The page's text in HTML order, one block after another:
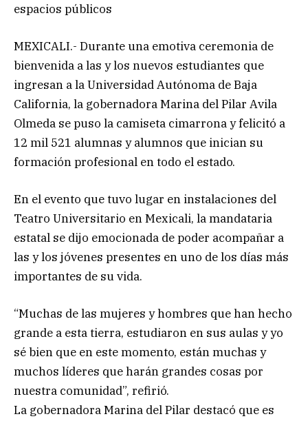
espacios públicos
MEXICALI.- Durante una emotiva ceremonia de
bienvenida a las y los nuevos estudiantes que
ingresan a la Universidad Autónoma de Baja
California, la gobernadora Marina del Pilar Avila
Olmeda se puso la camiseta cimarrona y felicitó a
12 mil 521 alumnas y alumnos que inician su
formación profesional en todo el estado.
En el evento que tuvo lugar en instalaciones del
Teatro Universitario en Mexicali, la mandataria
estatal se dijo emocionada de poder acompañar a
las y los jóvenes presentes en uno de los días más
importantes de su vida.
“Muchas de las mujeres y hombres que han hecho
grande a esta tierra, estudiaron en sus aulas y yo
sé bien que en este momento, están muchas y
muchos líderes que harán grandes cosas por
nuestra comunidad”, refirió.
La gobernadora Marina del Pilar destacó que es